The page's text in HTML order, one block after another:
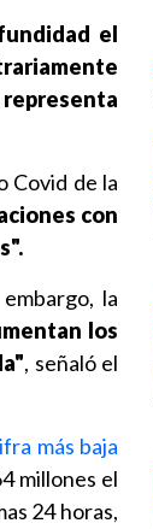
el
representa
Covid de la
con
la
los
, señaló el
más baja
millones el
24 horas,